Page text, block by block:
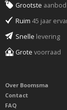
Grootste
Ruim 45 jaar
Snelle levering
Grote voorraad
Over Boomsma
Contact
FAQ